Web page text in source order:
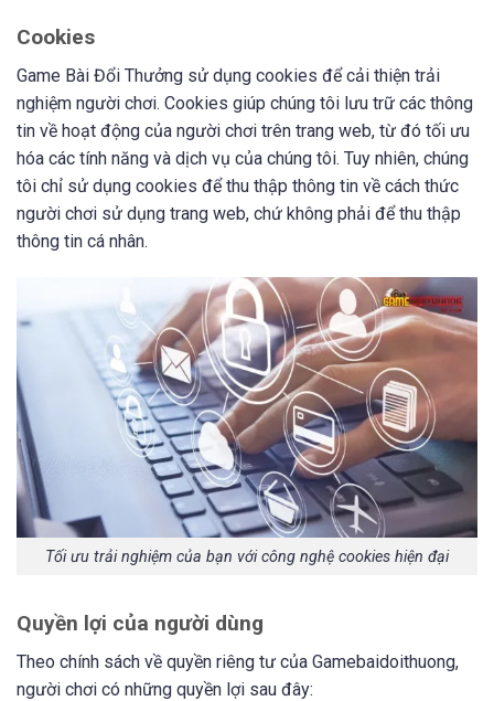
Cookies
Game Bài Đổi Thưởng sử dụng cookies để cải thiện trải
nghiệm người chơi. Cookies giúp chúng tôi lưu trữ các thông
tin về hoạt động của người chơi trên trang web, từ đó tối ưu
hóa các tính năng và dịch vụ của chúng tôi. Tuy nhiên, chúng
tôi chỉ sử dụng cookies để thu thập thông tin về cách thức
người chơi sử dụng trang web, chứ không phải để thu thập
thông tin cá nhân.
Tối ưu trải nghiệm của bạn với công nghệ cookies hiện đại
Quyền lợi của người dùng
Theo chính sách về quyền riêng tư của Gamebaidoithuong,
người chơi có những quyền lợi sau đây: